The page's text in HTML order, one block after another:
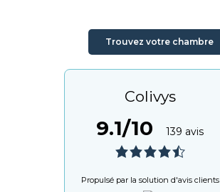
Trouvez votre chambre
Colivys
9.1/10 139 avis
Propulsé par la solution d'avis clients